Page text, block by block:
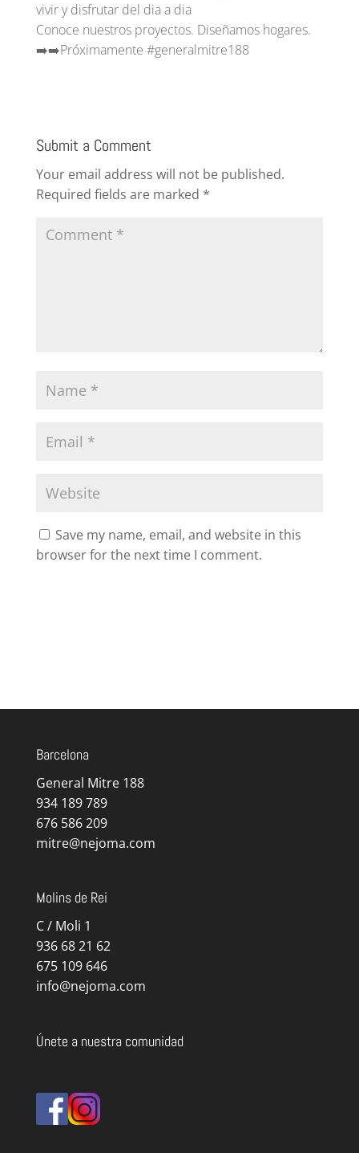
vivir y disfrutar del dia a dia
Conoce nuestros proyectos. Diseñamos hogares.
➡️➡️Próximamente #generalmitre188
Submit a Comment
Your email address will not be published.
Required fields are marked *
Save my name, email, and website in this
browser for the next time I comment.
Barcelona
General Mitre 188
934 189 789
676 586 209
mitre@nejoma.com
Molins de Rei
C / Moli 1
936 68 21 62
675 109 646
info@nejoma.com
Únete a nuestra comunidad